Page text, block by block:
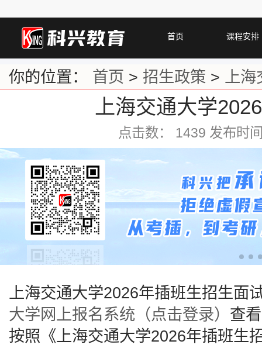
首页 课程安排
你的位置： 首页 > 招生政策 > 上
上海交通大学
点击数： 1439 发布时
上海交通大学2026年插班生招生面
大学网上报名系统（点击登录） 查
按照《上海交通大学2026年插班生